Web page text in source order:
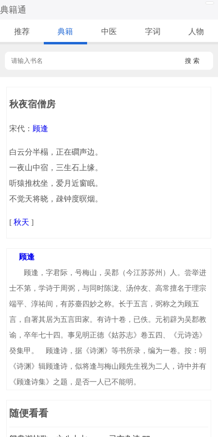
典籍通
推荐 典籍 中医 字词 人物
搜 索
秋夜宿僧房
宋代： 顾逢
白云分半榻，正在磵声边。
一夜山中宿，三生石上缘。
听猿推枕坐，爱月近窗眠。
不觉天将晓，疎钟度暝烟。
[秋天 ]
顾逢
顾逢，字君际，号梅山，吴郡（今江苏苏州）人。尝举进
士不第，学诗于周弼，与同时陈泷、汤仲友、高常擅名于理宗
端平、淳祐间，有苏臺四妙之称。长于五言，弼称之为顾五
言，自署其居为五言田家。有诗十卷，已佚。元初辟为吴郡教
谕，卒年七十四。事见明正德《姑苏志》卷五四、《元诗选》
癸集甲。 顾逢诗，据《诗渊》等书所录，编为一卷。按：明
《诗渊》辑顾逢诗，似将逢与梅山顾先生视为二人，诗中并有
《顾逢诗集》之题，是否一人已不能明。
随便看看